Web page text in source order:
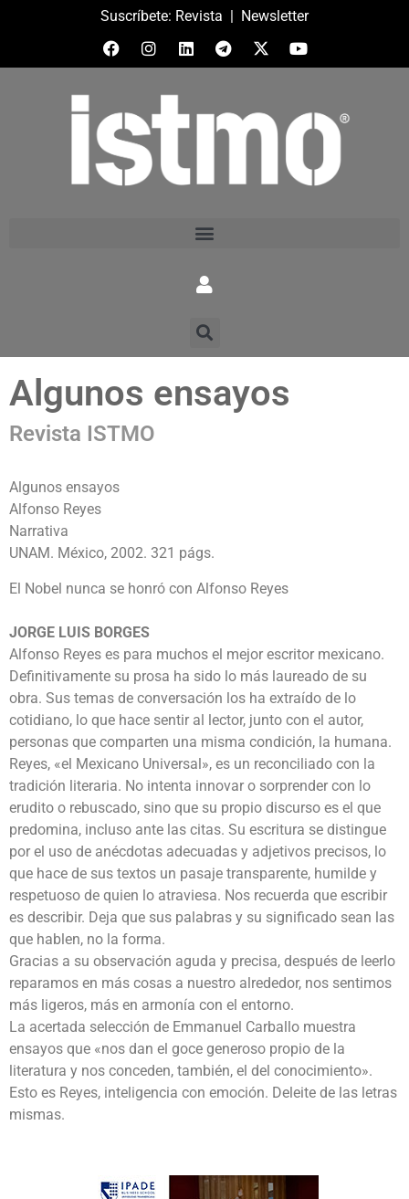
Suscríbete: Revista | Newsletter
Algunos ensayos
Revista ISTMO
Algunos ensayos
Alfonso Reyes
Narrativa
UNAM. México, 2002. 321 págs.
El Nobel nunca se honró con Alfonso Reyes
JORGE LUIS BORGES
Alfonso Reyes es para muchos el mejor escritor mexicano.
Definitivamente su prosa ha sido lo más laureado de su
obra. Sus temas de conversación los ha extraído de lo
cotidiano, lo que hace sentir al lector, junto con el autor,
personas que comparten una misma condición, la humana.
Reyes, «el Mexicano Universal», es un reconciliado con la
tradición literaria. No intenta innovar o sorprender con lo
erudito o rebuscado, sino que su propio discurso es el que
predomina, incluso ante las citas. Su escritura se distingue
por el uso de anécdotas adecuadas y adjetivos precisos, lo
que hace de sus textos un pasaje transparente, humilde y
respetuoso de quien lo atraviesa. Nos recuerda que escribir
es describir. Deja que sus palabras y su significado sean las
que hablen, no la forma.
Gracias a su observación aguda y precisa, después de leerlo
reparamos en más cosas a nuestro alrededor, nos sentimos
más ligeros, más en armonía con el entorno.
La acertada selección de Emmanuel Carballo muestra
ensayos que «nos dan el goce generoso propio de la
literatura y nos conceden, también, el del conocimiento».
Esto es Reyes, inteligencia con emoción. Deleite de las letras
mismas.